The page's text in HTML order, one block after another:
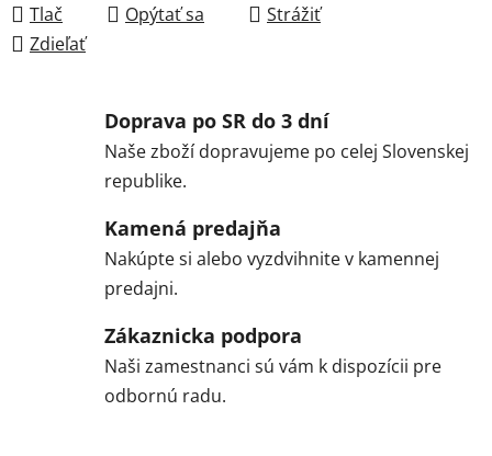
Tlač Opýtať sa
Strážiť
Zdieľať
Doprava po SR do 3 dní
Naše zboží dopravujeme po celej Slovenskej
republike.
Kamená predajňa
Nakúpte si alebo vyzdvihnite v kamennej
predajni.
Zákaznicka podpora
Naši zamestnanci sú vám k dispozícii pre
odbornú radu.